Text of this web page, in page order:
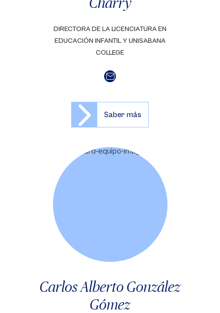
DIRECTORA DE LA LICENCIATURA EN
EDUCACIÓN INFANTIL Y UNISABANA
COLLEGE
Saber más
Carlos Alberto González
Gómez